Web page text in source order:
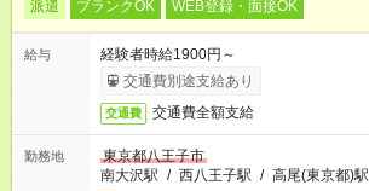
派遣 ブランクOK WEB登録・面接OK
給与
経験者時給1900円～
交通費別途支給あり
交通費 交通費全額支給
勤務地
東京都八王子市
南大沢駅 / 西八王子駅 / 高尾(東京都)駅